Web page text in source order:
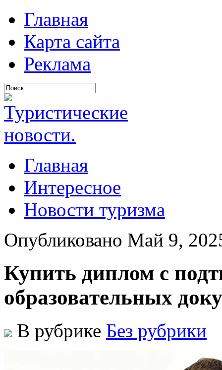
Главная
Карта сайта
Реклама
Главная
Интересное
Новости туризма
Опубликовано Май 9,
Купить диплом с
образовательных
В рубрике Без рубрики